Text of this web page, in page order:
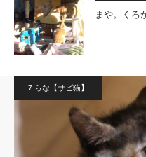
まや。くろ
7.らな【サビ猫】